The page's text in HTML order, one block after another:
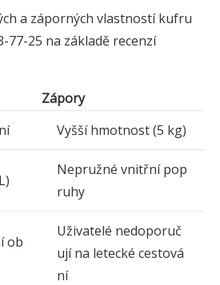
a záporných vlastností kufru
77-25 na základě recenzí
Zápory
Vyšší hmotnost (5 kg)
Nepružné vnitřní pop
ruhy
ob
Uživatelé nedoporuč
ují na letecké cestová
ní